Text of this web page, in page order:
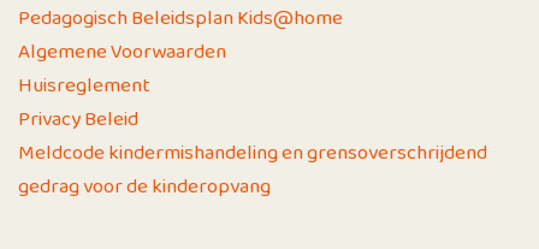
Pedagogisch Beleidsplan Kids@home
Algemene Voorwaarden
Huisreglement
Privacy Beleid
Meldcode kindermishandeling en grensoverschrijdend
gedrag voor de kinderopvang